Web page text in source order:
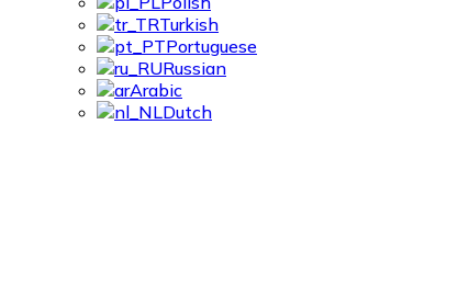
Turkish
Portuguese
Russian
Arabic
Dutch